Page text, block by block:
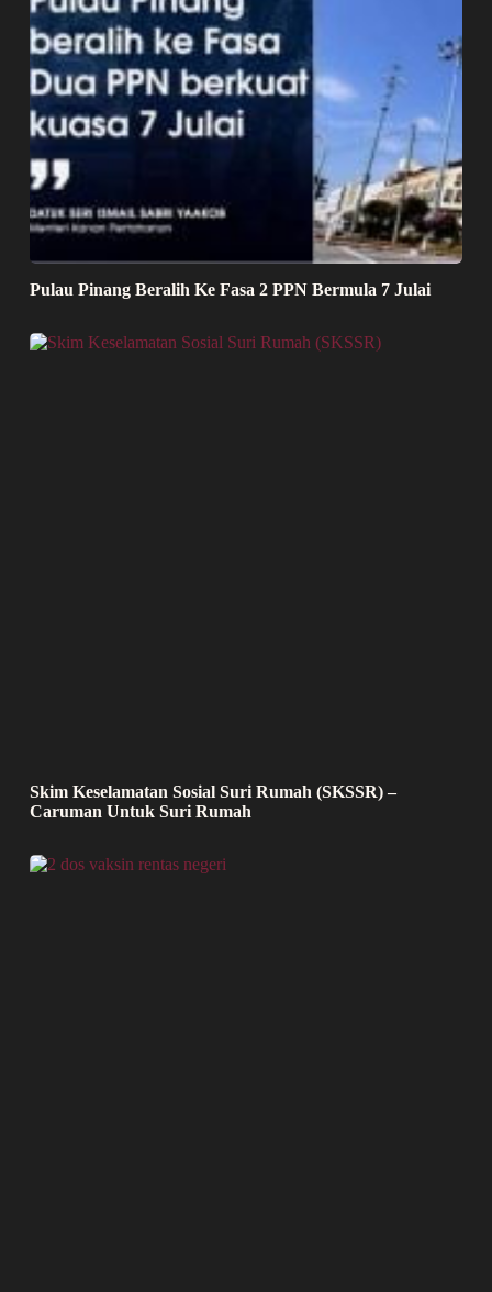
Pulau Pinang Beralih Ke Fasa 2 PPN Bermula 7 Julai
Skim Keselamatan Sosial Suri Rumah (SKSSR) –
Caruman Untuk Suri Rumah